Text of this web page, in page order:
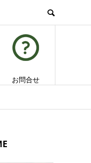
お問合せ